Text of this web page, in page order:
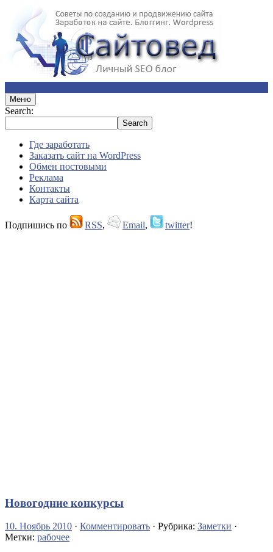
Меню
Search:
Где заработать
Заказать сайт на WordPress
Обмен постовыми
Реклама
Контакты
Карта сайта
Подпишись по RSS, Email, twitter!
Новогодние конкурсы
10. Ноябрь 2010 · Комментировать · Рубрика: Заметки ·
Метки: рабочее